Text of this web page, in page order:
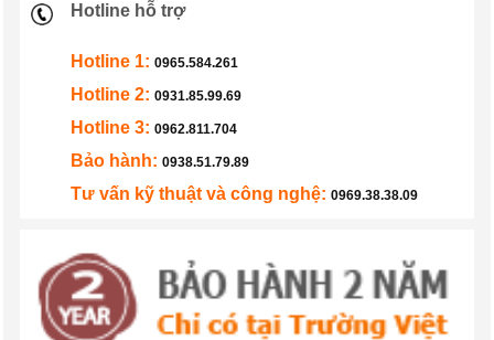
Hotline hỗ trợ
Hotline 1: 0965.584.261
Hotline 2: 0931.85.99.69
Hotline 3: 0962.811.704
Bảo hành: 0938.51.79.89
Tư vấn kỹ thuật và công nghệ: 0969.38.38.09